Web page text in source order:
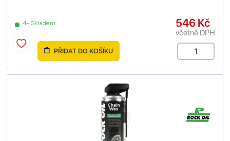
4+ Skladem 546 Kč
včetně DPH
PŘIDAT DO KOŠÍKU